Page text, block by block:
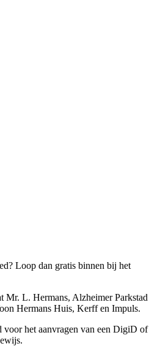
Loop dan gratis binnen bij het
Mr. L. Hermans, Alzheimer Parkstad
Hermans Huis, Kerff en Impuls.
het aanvragen van een DigiD of